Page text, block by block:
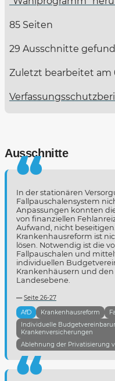
85 Seiten
29 Ausschnitte
Zuletzt bearbeitet am
Ausschnitte
In der stationären
Fallpauschalensystem
Anpassungen konnten
von finanziellen
Aufwand, nicht
Krankenhausreform ist
lösen. Notwendig ist die
Fallpauschalen und
individuellen
Krankenhäusern und
Landesebene.
Seite 26-27
AfD
Krankenhausreform
Individuelle
Krankenversicherungen
Ablehnung der Privatisierung